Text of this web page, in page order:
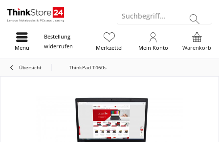
Suchbegriff...
Bestellung
widerrufen
Warenkorb
Merkzettel Mein Konto
Menü
Übersicht ThinkPad T460s